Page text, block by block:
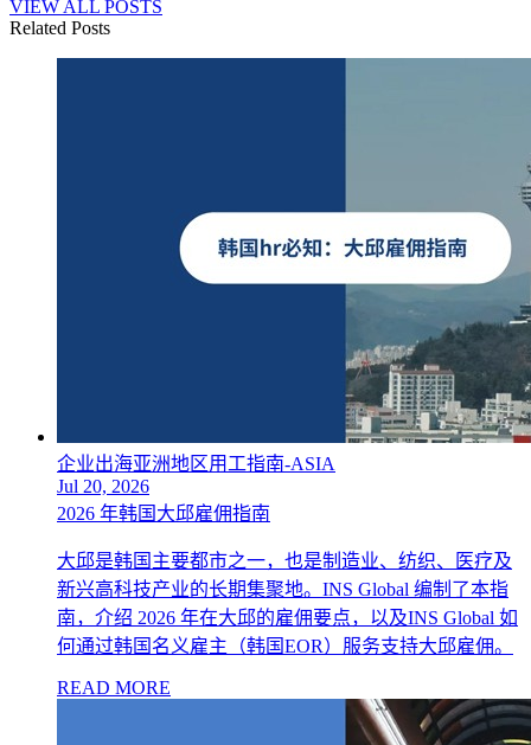
VIEW ALL POSTS
Related Posts
企业出海亚洲地区用工指南-ASIA
Jul 20, 2026
2026 年韩国大邱雇佣指南
大邱是韩国主要都市之一，也是制造业、纺织、医疗及
新兴高科技产业的长期集聚地。INS Global 编制了本指
南，介绍 2026 年在大邱的雇佣要点，以及INS Global 如
何通过韩国名义雇主（韩国EOR）服务支持大邱雇佣。
READ MORE